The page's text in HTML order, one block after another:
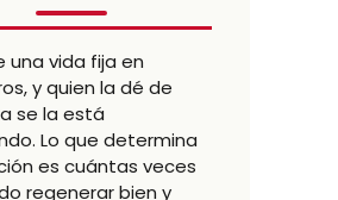
una vida fija en
y quien la dé de
se la está
Lo que determina
es cuántas veces
regenerar bien y